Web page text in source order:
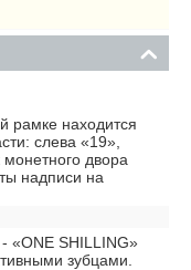
рамке находится
слева «19»,
двора
надписи на
«ONE SHILLING»
зубцами.